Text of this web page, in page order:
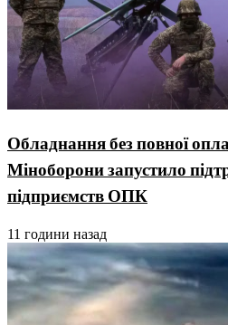
Обладнання без повної
Міноборони запустило
підприємств ОПК
11 години назад